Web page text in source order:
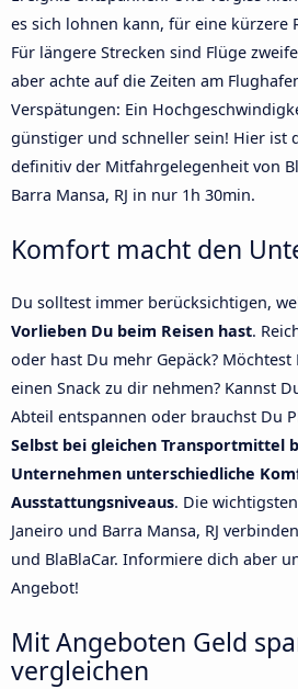
es sich lohnen kann, für eine kürzere
Für längere Strecken sind Flüge
aber achte auf die Zeiten am
Verspätungen: Ein
günstiger und schneller sein! Hier ist
definitiv der Mitfahrgelegenheit von
Barra Mansa, RJ in nur 1h 30min.
Komfort macht den
Du solltest immer berücksichtigen,
Vorlieben Du beim Reisen hast.
oder hast Du mehr Gepäck?
einen Snack zu dir nehmen? Kannst
Abteil entspannen oder brauchst Du
Selbst bei gleichen Transportmittel
Unternehmen unterschiedliche
Ausstattungsniveaus. Die
Janeiro und Barra Mansa, RJ
und BlaBlaCar. Informiere dich aber
Angebot!
Mit Angeboten Geld
vergleichen